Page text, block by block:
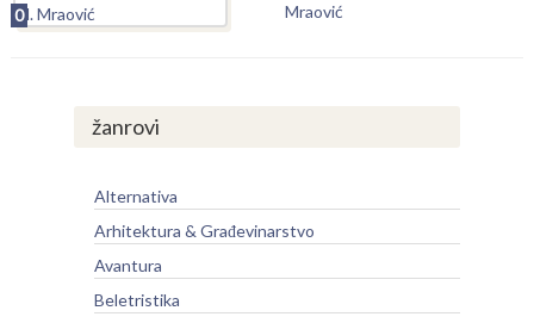
0 Mraović
žanrovi
Alternativa
Arhitektura & Građevinarstvo
Avantura
Beletristika